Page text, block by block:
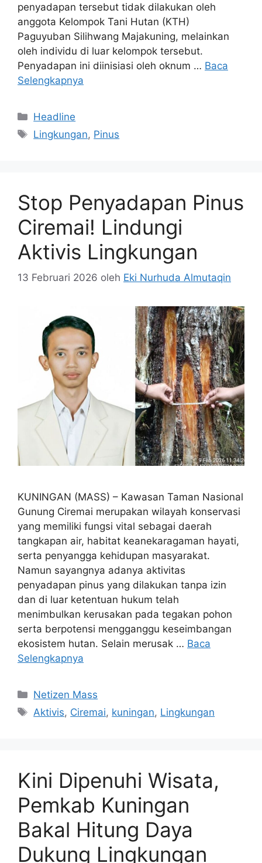
penyadapan tersebut tidak dilakukan oleh
anggota Kelompok Tani Hutan (KTH)
Paguyuban Silihwang Majakuning, melainkan
oleh individu di luar kelompok tersebut.
Penyadapan ini diinisiasi oleh oknum … Baca
Selengkapnya
Kategori
Headline
Tag
Lingkungan, Pinus
Stop Penyadapan Pinus
Ciremai! Lindungi
Aktivis Lingkungan
13 Februari 2026 oleh Eki Nurhuda Almutaqin
KUNINGAN (MASS) – Kawasan Taman Nasional
Gunung Ciremai merupakan wilayah konservasi
yang memiliki fungsi vital sebagai daerah
tangkapan air, habitat keanekaragaman hayati,
serta penyangga kehidupan masyarakat.
Namun sayangnya adanya aktivitas
penyadapan pinus yang dilakukan tanpa izin
dan di luar ketentuan hukum telah
menimbulkan kerusakan pada tegakan pohon
serta berpotensi mengganggu keseimbangan
ekosistem hutan. Selain merusak … Baca
Selengkapnya
Kategori
Netizen Mass
Tag
Aktivis, Ciremai, kuningan, Lingkungan
Kini Dipenuhi Wisata,
Pemkab Kuningan
Bakal Hitung Daya
Dukung Lingkungan